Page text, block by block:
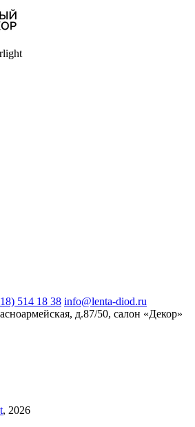
514 18 38 info@lenta-diod.ru
д.87/50, салон «Декор»
, 2026